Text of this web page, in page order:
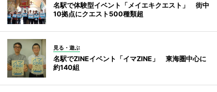
名駅で体験型イベント「メイエキクエスト」 街中
10拠点にクエスト500種類超
見る・遊ぶ
名駅でZINEイベント「イマZINE」 東海圏中心に
約140組